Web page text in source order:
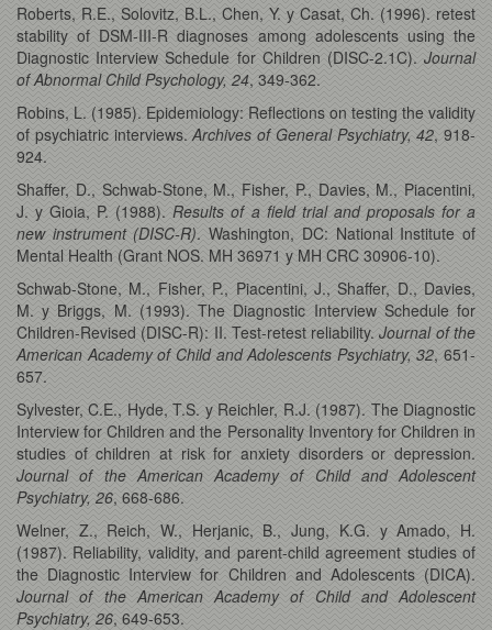
Roberts, R.E., Solovitz, B.L., Chen, Y. y Casat, Ch. (1996). retest
stability of DSM-III-R diagnoses among adolescents using the
Diagnostic Interview Schedule for Children (DISC-2.1C). Journal
of Abnormal Child Psychology, 24, 349-362.
Robins, L. (1985). Epidemiology: Reflections on testing the validity
of psychiatric interviews.Archives of General Psychiatry, 42, 918-
924.
Shaffer, D., Schwab-Stone, M., Fisher, P., Davies, M., Piacentini,
J. y Gioia, P. (1988). Results of a field trial and proposals for a
new instrument (DISC-R). Washington, DC: National Institute of
Mental Health (Grant NOS. MH 36971 y MH CRC 30906-10).
Schwab-Stone, M., Fisher, P., Piacentini, J., Shaffer, D., Davies,
M. y Briggs, M. (1993). The Diagnostic Interview Schedule for
Children-Revised (DISC-R): II. Test-retest reliability.Journal of the
American Academy of Child and Adolescents Psychiatry, 32, 651-
657.
Sylvester, C.E., Hyde, T.S. y Reichler, R.J. (1987). The Diagnostic
Interview for Children and the Personality Inventory for Children in
studies of children at risk for anxiety disorders or depression.
Journal of the American Academy of Child and Adolescent
Psychiatry, 26, 668-686.
Welner, Z., Reich, W., Herjanic, B., Jung, K.G. y Amado, H.
(1987). Reliability, validity, and parent-child agreement studies of
the Diagnostic Interview for Children and Adolescents (DICA).
Journal of the American Academy of Child and Adolescent
Psychiatry, 26, 649-653.